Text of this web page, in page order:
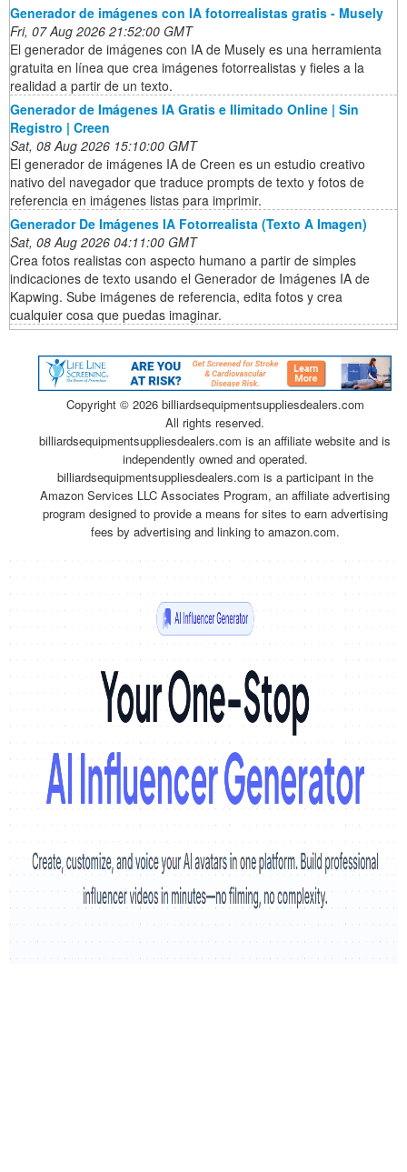
Generador de imágenes con IA fotorrealistas gratis - Musely
Fri, 07 Aug 2026 21:52:00 GMT
El generador de imágenes con IA de Musely es una herramienta
gratuita en línea que crea imágenes fotorrealistas y fieles a la
realidad a partir de un texto.
Generador de Imágenes IA Gratis e Ilimitado Online | Sin
Registro | Creen
Sat, 08 Aug 2026 15:10:00 GMT
El generador de imágenes IA de Creen es un estudio creativo
nativo del navegador que traduce prompts de texto y fotos de
referencia en imágenes listas para imprimir.
Generador De Imágenes IA Fotorrealista (Texto A Imagen)
Sat, 08 Aug 2026 04:11:00 GMT
Crea fotos realistas con aspecto humano a partir de simples
indicaciones de texto usando el Generador de Imágenes IA de
Kapwing. Sube imágenes de referencia, edita fotos y crea
cualquier cosa que puedas imaginar.
Copyright © 2026 billiardsequipmentsuppliesdealers.com
All rights reserved.
billiardsequipmentsuppliesdealers.com is an affiliate website and is
independently owned and operated.
billiardsequipmentsuppliesdealers.com is a participant in the
Amazon Services LLC Associates Program, an affiliate advertising
program designed to provide a means for sites to earn advertising
fees by advertising and linking to amazon.com.